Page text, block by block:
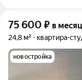
75 600 ₽ в месяц
24,8 м² квартира-
новостройка